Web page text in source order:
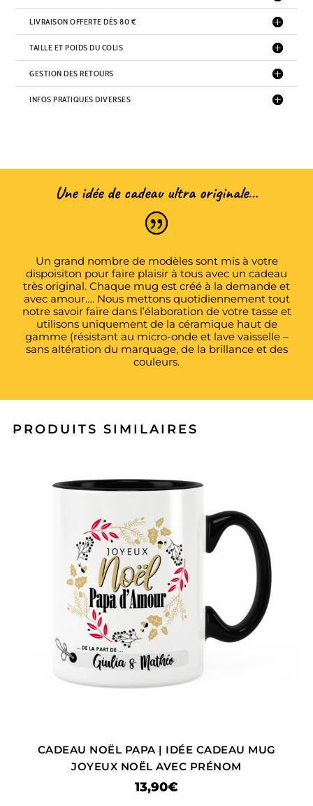
LIVRAISON OFFERTE DÈS 80 €
TAILLE ET POIDS DU COLIS
GESTION DES RETOURS
INFOS PRATIQUES DIVERSES
Une idée de cadeau ultra originale…
Un grand nombre de modèles sont mis à votre
dispoisiton pour faire plaisir à tous avec un cadeau
très original. Chaque mug est créé à la demande et
avec amour…. Nous mettons quotidiennement tout
notre savoir faire dans l’élaboration de votre tasse et
utilisons uniquement de la céramique haut de
gamme (résistant au micro-onde et lave vaisselle –
sans altération du marquage, de la brillance et des
couleurs.
PRODUITS SIMILAIRES
CADEAU NOËL PAPA | IDÉE CADEAU MUG
JOYEUX NOËL AVEC PRÉNOM
13,90€